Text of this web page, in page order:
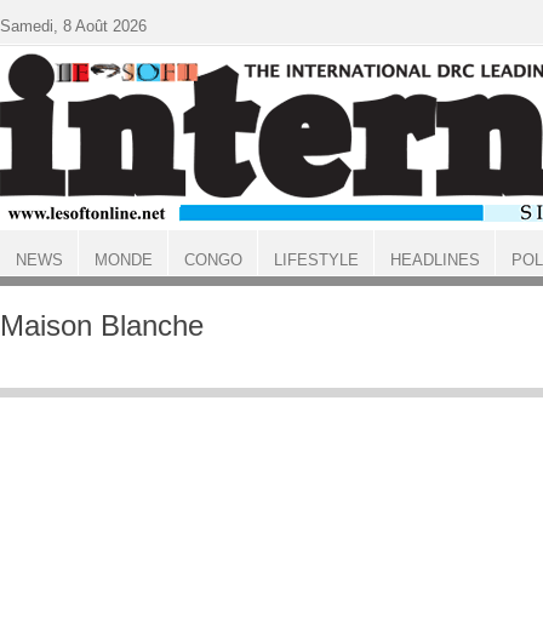
ACCUEIL
Maison Blanche
Samedi, 8 Août 2026
NEWS MONDE CONGO LIFESTYLE HEADLINES